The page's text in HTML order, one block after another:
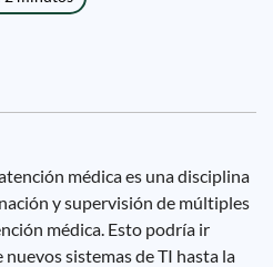
médica es una disciplina
y supervisión de múltiples
médica. Esto podría ir
sistemas de TI hasta la